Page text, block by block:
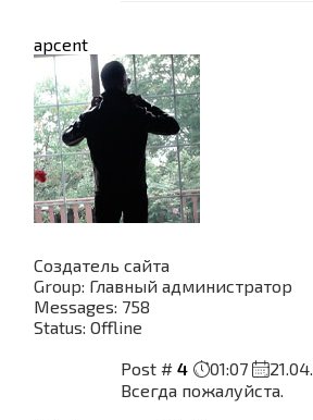
apcent
Создатель сайта
Group: Главный администратор
Messages: 758
Status: Offline
Post # 4 01:07
Всегда пожалуйста.